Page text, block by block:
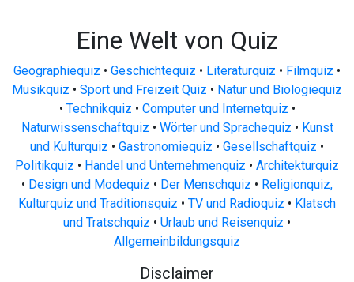
Eine Welt von Quiz
Geographiequiz • Geschichtequiz • Literaturquiz • Filmquiz •
Musikquiz • Sport und Freizeit Quiz • Natur und Biologiequiz
• Technikquiz • Computer und Internetquiz •
Naturwissenschaftquiz • Wörter und Sprachequiz • Kunst
und Kulturquiz • Gastronomiequiz • Gesellschaftquiz •
Politikquiz • Handel und Unternehmenquiz • Architekturquiz
• Design und Modequiz • Der Menschquiz • Religionquiz,
Kulturquiz und Traditionsquiz • TV und Radioquiz • Klatsch
und Tratschquiz • Urlaub und Reisenquiz •
Allgemeinbildungsquiz
Disclaimer